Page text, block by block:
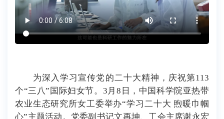
为深入学习宣传党的二十大精神，庆祝第113
个“三八”国际妇女节。3月8日，中国科学院亚热带
农业生态研究所女工委举办“学习二十大 煦暖巾帼
心”主题活动。党委副书记文再坤、工会主席谢永宏